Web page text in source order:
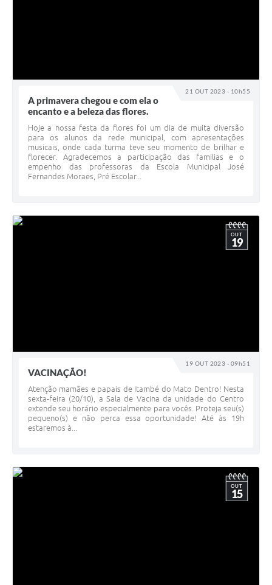
21 OUT 2023 - 10h55
A primavera chegou e com ela o
encanto e a beleza das flores.
Hoje a nossa festa da flores foi um dia de muita diversão
para os alunos da rede municipal, com apresentações
musicais, onde cada turma teve seu momento de brilhar e
florecer. Agradecemos a participação das familias e o
empenho das professoras da Escola Municipal José
Fernandes Moraes, Pré Escolar...
19 OUT 2023 - 09h51
OUT
19
VACINAÇÃO!
Atenção mamães e papais de Itambé do Mato Dentro! Nesta
sexta-feira (20/10), a Sala de Vacina da unidade do Centro
extende seu horário especialmente para vocês. Proteja seu(s)
pequeno(s) e não perca essa oportunidade! Até às 19h
estaremos à...
OUT
15